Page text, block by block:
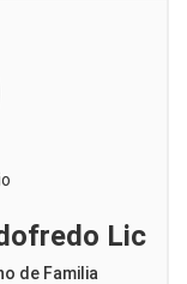
Lic
de Familia